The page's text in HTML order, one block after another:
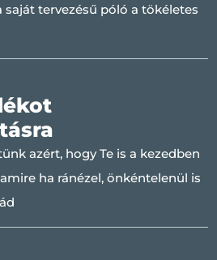
saját tervezésű póló a tökéletes
azért, hogy Te is a kezedben
ha ránézel, önkéntelenül is